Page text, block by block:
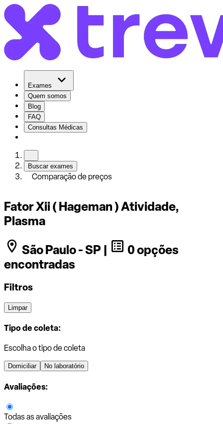
Exames
Quem somos
Blog
FAQ
Consultas Médicas
Buscar exames
Comparação de preços
Fator Xii ( Hageman ) Atividade,
Plasma
São Paulo - SP |
0 opções
encontradas
Filtros
Limpar
Tipo de coleta:
Escolha o tipo de coleta
Domiciliar No laboratório
Avaliações:
Todas as avaliações